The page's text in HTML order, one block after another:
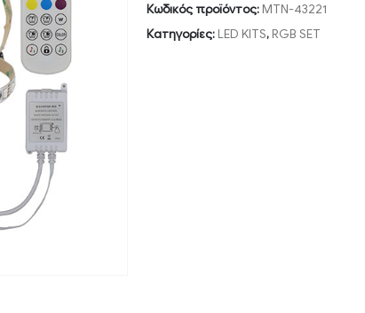
Κωδικός προϊόντος:MTN-43221
Κατηγορίες:LED KITS,RGB SET